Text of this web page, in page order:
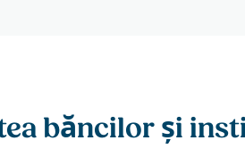
băncilor și